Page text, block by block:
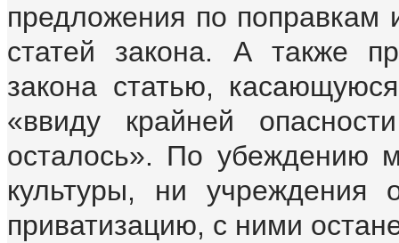
предложения по поправкам
статей закона. А также
закона статью,
«ввиду крайней
осталось». По убеждению
культуры, ни учреждения
приватизацию, с ними